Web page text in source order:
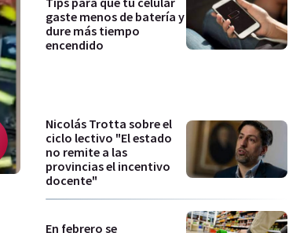
gaste menos de batería y
dure más tiempo
encendido
Nicolás Trotta sobre el
ciclo lectivo "El estado
no remite a las
provincias el incentivo
docente"
En febrero se